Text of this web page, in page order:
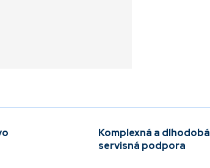
Komplexná a dlhodobá
servisná podpora